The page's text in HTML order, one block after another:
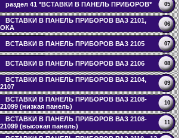
раздел 41 *ВСТАВКИ В ПАНЕЛЬ ПРИБОРОВ* 05
ВСТАВКИ В ПАНЕЛЬ ПРИБОРОВ ВАЗ 2101,
ОКА
06
ВСТАВКИ В ПАНЕЛЬ ПРИБОРОВ ВАЗ 2105 07
ВСТАВКИ В ПАНЕЛЬ ПРИБОРОВ ВАЗ 2106 08
ВСТАВКИ В ПАНЕЛЬ ПРИБОРОВ ВАЗ 2104,
2107
09
ВСТАВКИ В ПАНЕЛЬ ПРИБОРОВ ВАЗ 2108-
21099 (низкая панель)
10
ВСТАВКИ В ПАНЕЛЬ ПРИБОРОВ ВАЗ 2108-
21099 (высокая панель)
11